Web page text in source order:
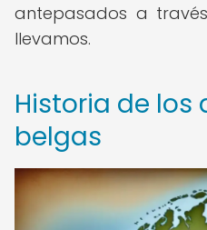
antepasados a
llevamos.
Historia de los
belgas